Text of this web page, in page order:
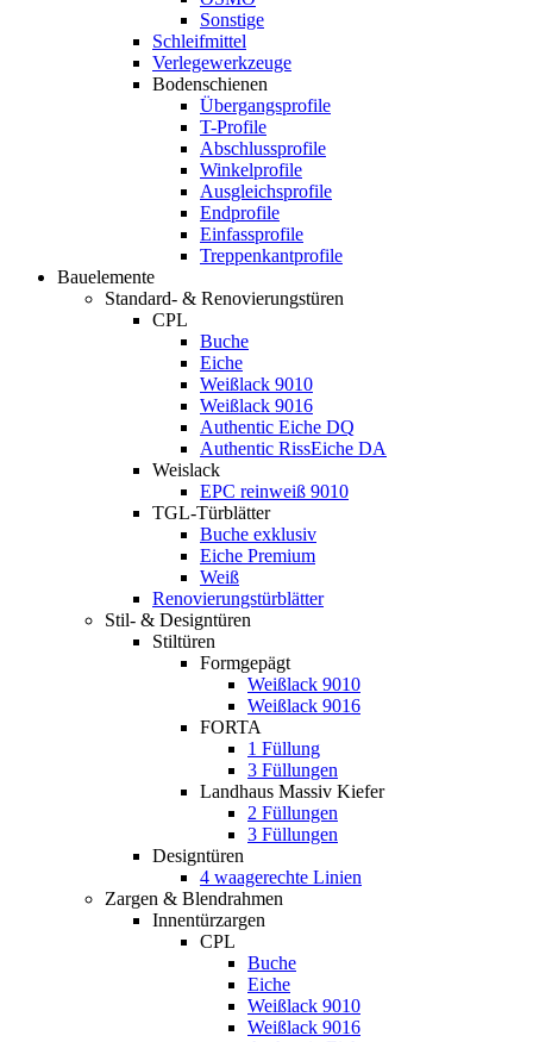
Sonstige
Schleifmittel
Verlegewerkzeuge
Bodenschienen
Übergangsprofile
T-Profile
Abschlussprofile
Winkelprofile
Ausgleichsprofile
Endprofile
Einfassprofile
Treppenkantprofile
Bauelemente
Standard- & Renovierungstüren
CPL
Buche
Eiche
Weißlack 9010
Weißlack 9016
Authentic Eiche DQ
Authentic RissEiche DA
Weislack
EPC reinweiß 9010
TGL-Türblätter
Buche exklusiv
Eiche Premium
Weiß
Renovierungstürblätter
Stil- & Designtüren
Stiltüren
Formgepägt
Weißlack 9010
Weißlack 9016
FORTA
1 Füllung
3 Füllungen
Landhaus Massiv Kiefer
2 Füllungen
3 Füllungen
Designtüren
4 waagerechte Linien
Zargen & Blendrahmen
Innentürzargen
CPL
Buche
Eiche
Weißlack 9010
Weißlack 9016